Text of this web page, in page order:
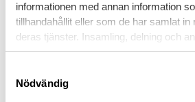
informationen med annan information
tillhandahållit eller som de har samlat in
deras tjänster. Insamling, delning och
personuppgifter kan användas för
Nödvändig
OM VARUMÄRKET
FASTBLADSKNIV